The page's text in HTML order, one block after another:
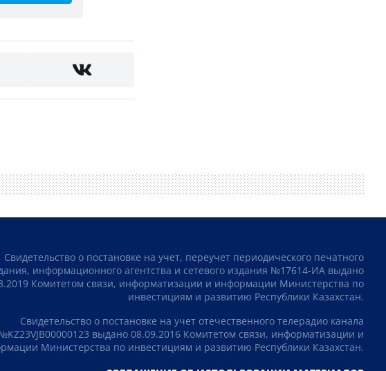
Свидетельство о постановке на учет, переучет периодического печатного
информационного агентства и сетевого издания №17614-ИА выдано
Комитетом связи, информатизации и информации Министерства по
инвестициям и развитию Республики Казахстан.
Свидетельство о постановке на учет отечественного телерадио канала
выдано 08.09.2016 Комитетом связи, информатизации и
Министерства по инвестициям и развитию Республики Казахстан.